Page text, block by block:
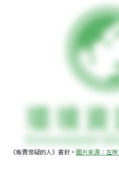
《販賣懷疑的人》書封。 圖片來源：左岸